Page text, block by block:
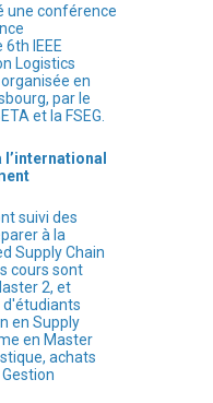
une conférence
IEEE
Logistics
en
par le
et la FSEG.
suivi des
à la
Supply Chain
cours sont
2, et
d'étudiants
en Supply
en Master
achats